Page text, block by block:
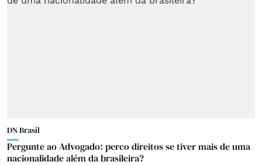
DN Brasil
Pergunte ao Advogado: perco direitos se tiver mais de uma
nacionalidade além da brasileira?